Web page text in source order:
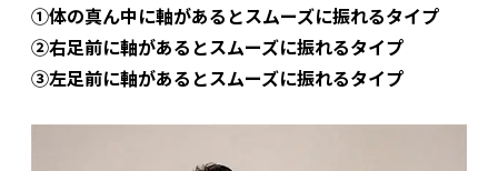
①体の真ん中に軸があるとスムーズに振れるタイプ
②右足前に軸があるとスムーズに振れるタイプ
③左足前に軸があるとスムーズに振れるタイプ